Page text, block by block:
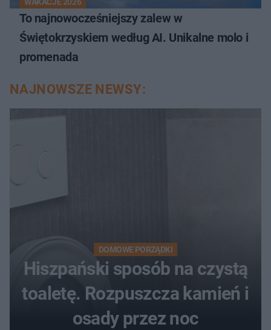
To najnowocześniejszy zalew w
Świętokrzyskiem według AI. Unikalne molo i
promenada
NAJNOWSZE NEWSY:
DOMOWE PORZĄDKI
Hiszpański sposób na czystą
toaletę. Rozpuszcza kamień i
osady przez noc